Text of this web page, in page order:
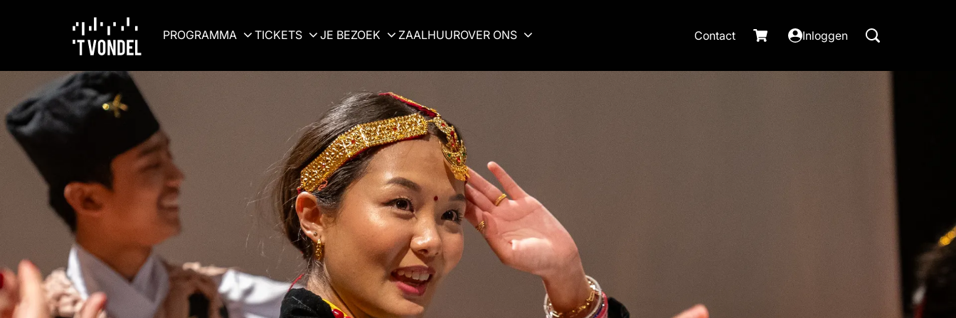
PROGRAMMA TICKETS JE BEZOEK ZAALHUUROVER ONS Contact Inloggen